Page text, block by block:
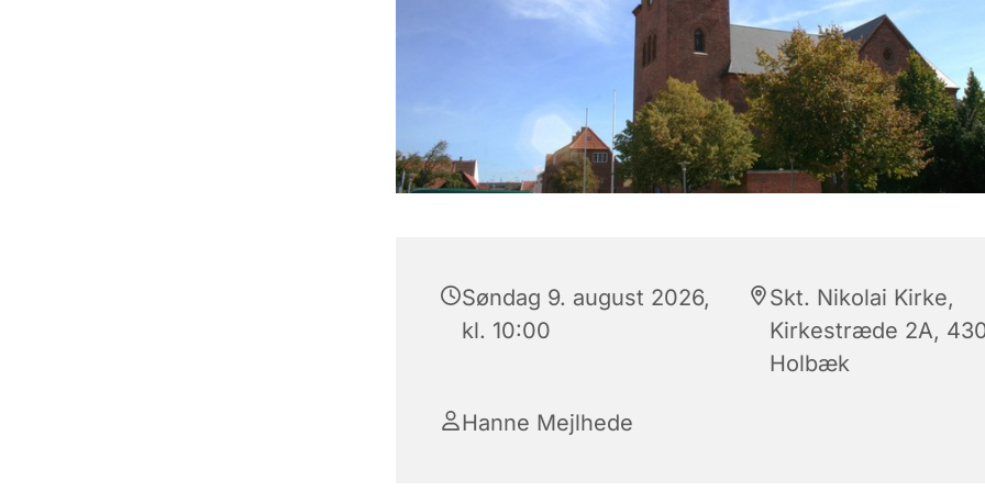
Søndag 9. august 2026,
kl. 10:00
Skt. Nikolai Kirke,
Kirkestræde 2A,
Holbæk
Hanne Mejlhede